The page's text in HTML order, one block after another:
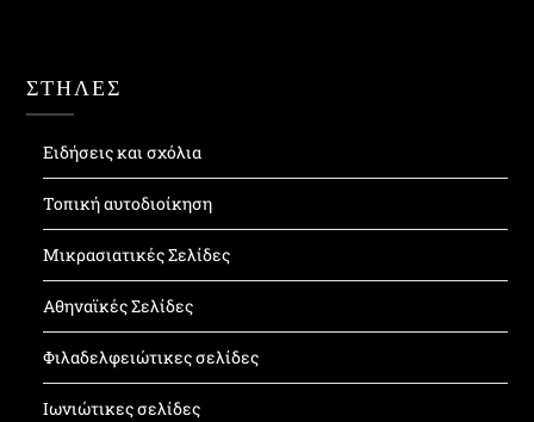
ΣΤΗΛΕΣ
Ειδήσεις και σχόλια
Τοπική αυτοδιοίκηση
Μικρασιατικές Σελίδες
Αθηναϊκές Σελίδες
Φιλαδελφειώτικες σελίδες
Ιωνιώτικες σελίδες